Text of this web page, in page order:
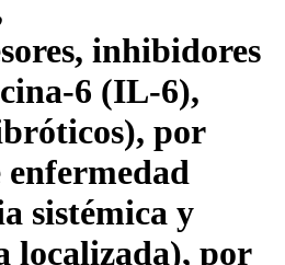
inhibidores
6 (IL-6),
por
sistémica y
localizada), por